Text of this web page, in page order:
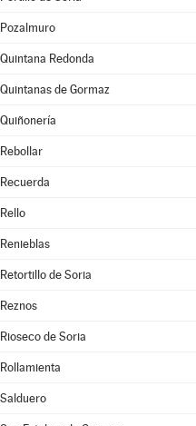
Pozalmuro
Quintana Redonda
Quintanas de Gormaz
Quiñonería
Rebollar
Recuerda
Rello
Renieblas
Retortillo de Soria
Reznos
Rioseco de Soria
Rollamienta
Salduero